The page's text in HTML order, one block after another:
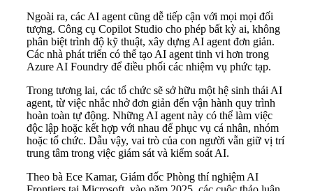
Ngoài ra, các AI agent cũng dễ tiếp cận với mọi mọi đối
tượng. Công cụ Copilot Studio cho phép bất kỳ ai, không
phân biệt trình độ kỹ thuật, xây dựng AI agent đơn giản.
Các nhà phát triển có thể tạo AI agent tinh vi hơn trong
Azure AI Foundry để điều phối các nhiệm vụ phức tạp.
Trong tương lai, các tổ chức sẽ sở hữu một hệ sinh thái AI
agent, từ việc nhắc nhở đơn giản đến vận hành quy trình
hoàn toàn tự động. Những AI agent này có thể làm việc
độc lập hoặc kết hợp với nhau để phục vụ cá nhân, nhóm
hoặc tổ chức. Dẫu vậy, vai trò của con người vẫn giữ vị trí
trung tâm trong việc giám sát và kiểm soát AI.
Theo bà Ece Kamar, Giám đốc Phòng thí nghiệm AI